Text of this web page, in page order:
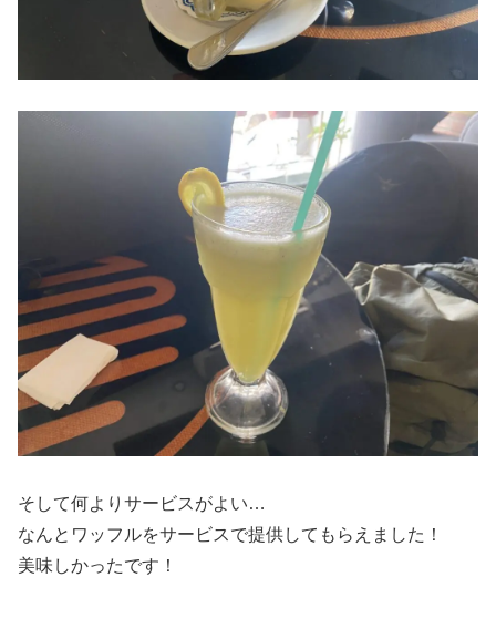
そして何よりサービスがよい…
なんとワッフルをサービスで提供してもらえました！
美味しかったです！